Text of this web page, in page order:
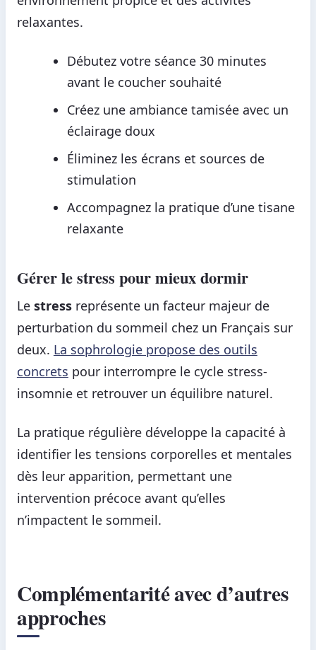
relaxantes.
Débutez votre séance 30 minutes
avant le coucher souhaité
Créez une ambiance tamisée avec un
éclairage doux
Éliminez les écrans et sources de
stimulation
Accompagnez la pratique d’une tisane
relaxante
Gérer le stress pour mieux dormir
Le stressreprésente un facteur majeur de
perturbation du sommeil chez un Français sur
deux. La sophrologie propose des outils
concrets pour interrompre le cycle stress-
insomnie et retrouver un équilibre naturel.
La pratique régulière développe la capacité à
identifier les tensions corporelles et mentales
dès leur apparition, permettant une
intervention précoce avant qu’elles
n’impactent le sommeil.
Complémentarité avec d’autres
approches